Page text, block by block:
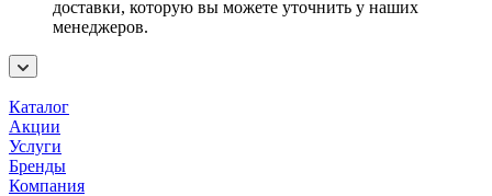
доставки, которую вы можете уточнить у наших
менеджеров.
Каталог
Акции
Услуги
Бренды
Компания